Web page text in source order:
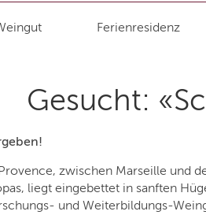
Ferienresidenz
Gesucht:
zwischen Marseille und
liegt eingebettet in sanften
und Weiterbildungs-